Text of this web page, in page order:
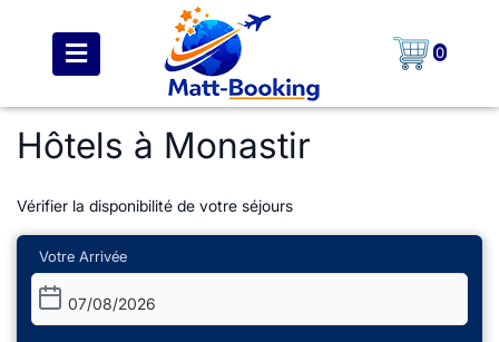
0
Hôtels à Monastir
Vérifier la disponibilité de votre séjours
Votre Arrivée
07/08/2026